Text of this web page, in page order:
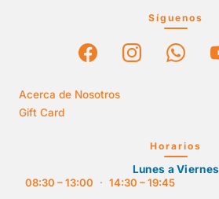
Síguenos
Acerca de Nosotros
Gift Card
Horarios
Lunes a Viernes
08:30 – 13:00
· 14:30 – 19:45